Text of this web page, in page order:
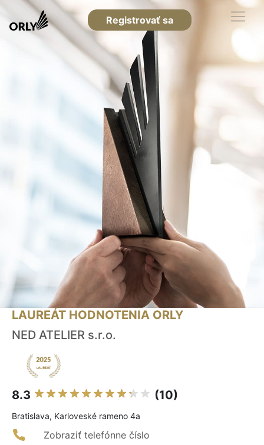
Registrovať sa
LAUREÁT HODNOTENIA ORLY
NED ATELIER s.r.o.
8.3 (10)
Bratislava, Karloveské rameno 4a
Zobraziť telefónne číslo